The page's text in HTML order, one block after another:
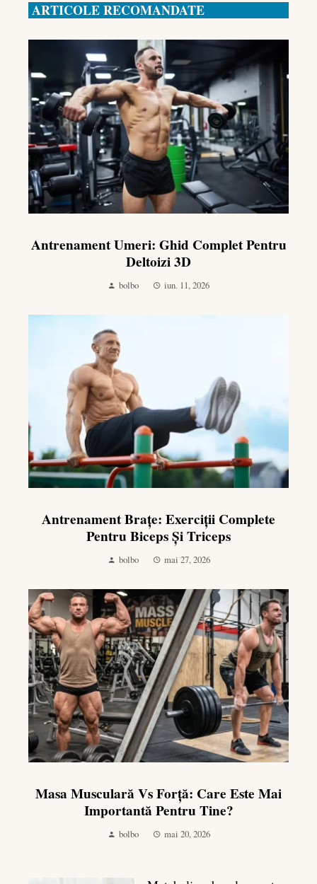
ARTICOLE RECOMANDATE
Antrenament Umeri: Ghid Complet Pentru
Deltoizi 3D
bolbo iun. 11, 2026
Antrenament Brațe: Exerciții Complete
Pentru Biceps Și Triceps
bolbo mai 27, 2026
Masa Musculară Vs Forță: Care Este Mai
Importantă Pentru Tine?
bolbo mai 20, 2026